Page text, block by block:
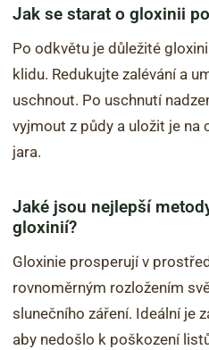
Jak se starat o gloxinii
Po odkvětu je důležité
klidu. Redukujte zalévání a
uschnout. Po uschnutí
vyjmout z půdy a uložit je na
jara.
Jaké jsou nejlepší
gloxinií?
Gloxinie prosperují v
rovnoměrným rozložením
slunečního záření. Ideální je
aby nedošlo k poškození